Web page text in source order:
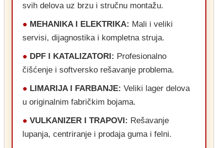
svih delova uz brzu i stručnu montažu.
● MEHANIKA I ELEKTRIKA: Mali i veliki
servisi, dijagnostika i kompletna struja.
● DPF I KATALIZATORI: Profesionalno
čišćenje i softversko rešavanje problema.
● LIMARIJA I FARBANJE: Veliki lager delova
u originalnim fabričkim bojama.
● VULKANIZER I TRAPOVI: Rešavanje
lupanja, centriranje i prodaja guma i felni.